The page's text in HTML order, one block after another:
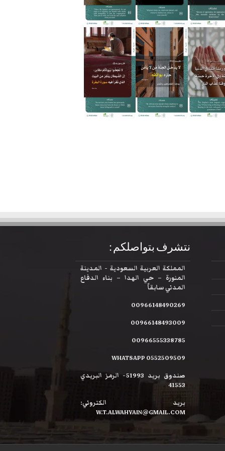
نتشرف بتواصلكم :
المملكة العربية السعودية - المدينة
المنورة – حي الهدا – بناء الدفاع
المدني سابقاً
00966148490269
00966148493009
00966555338785
WHATSAPP 0552509509
صندوق بريد 51993- الرمز البريدي
41553
بريد الكتروني:
W.T.ALWAHYAIN@GMAIL.COM